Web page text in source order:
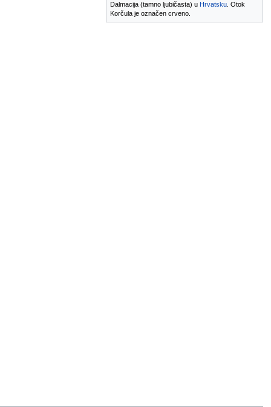
Dalmacija (tamno ljubičasta) u Hrvatsku . Otok
Korčula je označen crveno.